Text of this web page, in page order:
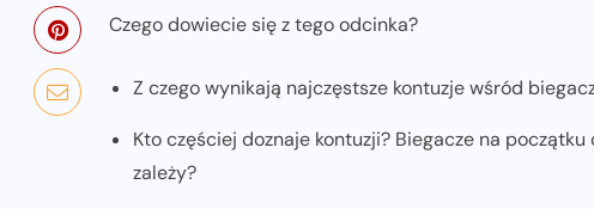
Czego dowiecie się z tego odcinka?
Z czego wynikają najczęstsze kontuzje wśród
Kto częściej doznaje kontuzji? Biegacze na
zależy?